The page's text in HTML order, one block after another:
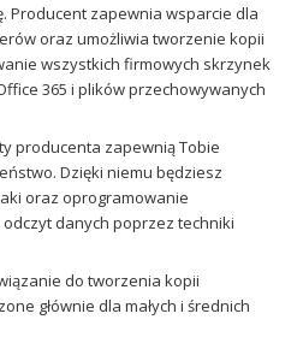
Producent zapewnia wsparcie dla
oraz umożliwia tworzenie kopii
wszystkich firmowych skrzynek
365 i plików przechowywanych
producenta zapewnią Tobie
Dzięki niemu będziesz
oraz oprogramowanie
danych poprzez techniki
do tworzenia kopii
głównie dla małych i średnich